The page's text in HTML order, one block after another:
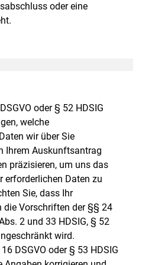
oder eine
oder § 52 HDSIG
welche
wir über Sie
Ihrem Auskunftsantrag
präzisieren, um uns das
erforderlichen Daten zu
Sie, dass Ihr
die Vorschriften der §§ 24
2 und 33 HDSIG, § 52
wird.
DSGVO oder § 53 HDSIG